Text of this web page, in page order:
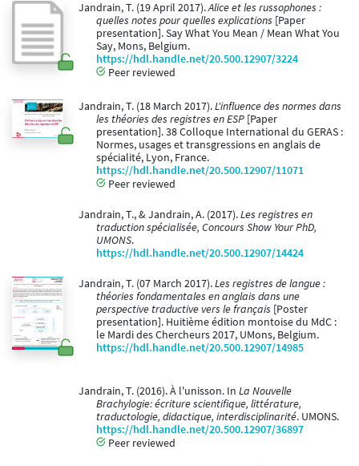
Jandrain, T. (19 April 2017).Alice et les russophones :
quelles notes pour quelles explications [Paper
presentation]. Say What You Mean / Mean What You
Say, Mons, Belgium.
https://hdl.handle.net/20.500.12907/3224
Peer reviewed
Jandrain, T. (18 March 2017).L'influence des normes dans
les théories des registres en ESP [Paper
presentation]. 38 Colloque International du GERAS :
Normes, usages et transgressions en anglais de
spécialité, Lyon, France.
https://hdl.handle.net/20.500.12907/11071
Peer reviewed
Jandrain, T., & Jandrain, A. (2017).Les registres en
traduction spécialisée, Concours Show Your PhD,
UMONS.
https://hdl.handle.net/20.500.12907/14424
Jandrain, T. (07 March 2017).Les registres de langue :
théories fondamentales en anglais dans une
perspective traductive vers le français [Poster
presentation]. Huitième édition montoise du MdC :
le Mardi des Chercheurs 2017, UMons, Belgium.
https://hdl.handle.net/20.500.12907/14985
Jandrain, T. (2016). À l'unisson. In La Nouvelle
Brachylogie: écriture scientifique, littérature,
traductologie, didactique, interdisciplinarité. UMONS.
https://hdl.handle.net/20.500.12907/36897
Peer reviewed